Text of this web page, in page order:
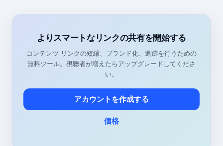
よりスマートなリンクの共有を開始する
コンテンツ リンクの短縮、ブランド化、追跡を行うための
無料ツール。視聴者が増えたらアップグレードしてくださ
い。
アカウントを作成する
価格